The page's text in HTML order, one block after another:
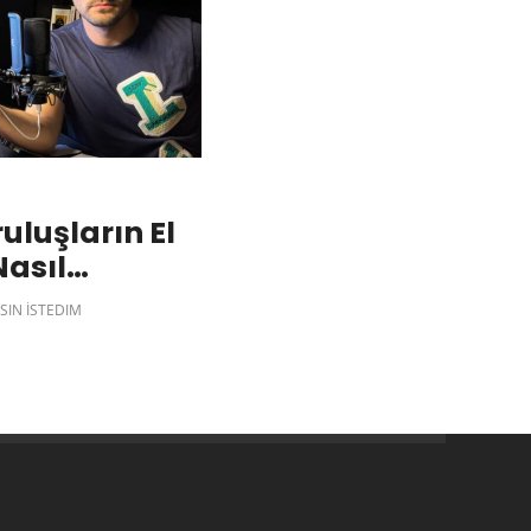
El
İSTEDIM